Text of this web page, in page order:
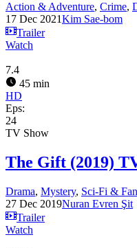
Action & Adventure, Crime,
17 Dec 2021Kim Sae-bom
Trailer
Watch
7.4
45 min
HD
Eps:
24
TV Show
The Gift (2019)
Drama, Mystery, Sci-Fi &
27 Dec 2019Nuran Evren Şit
Trailer
Watch